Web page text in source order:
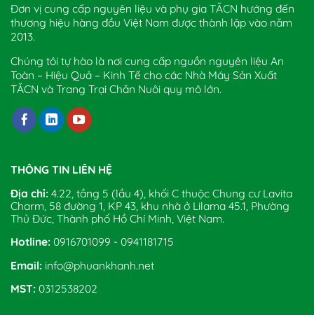
Đơn vị cung cấp nguyên liệu và phụ gia TĂCN hướng đến
thương hiệu hàng đầu Việt Nam được thành lập vào năm
2013.
Chúng tôi tự hào là nơi cung cấp nguồn nguyên liệu An
Toàn – Hiệu Quả – Kinh Tế cho các Nhà Máy Sản Xuất
TĂCN và Trang Trại Chăn Nuôi quy mô lớn.
THÔNG TIN LIÊN HỆ
Địa chỉ: 4.22, tầng 5 (lầu 4), khối C thuộc Chung cư Lavita
Charm, 58 đường 1, KP 43, khu nhà ở Lilama 45.1, Phường
Thủ Đức, Thành phố Hồ Chí Minh, Việt Nam.
Hotline: 0916701099 - 0941181715
Email: info@phuankhanh.net
MST: 0312538202